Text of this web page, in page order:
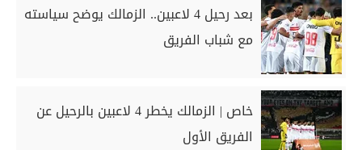
بعد رحيل 4 لاعبين.. الزمالك يوضح سياسته
مع شباب الفريق
خاص | الزمالك يخطر 4 لاعبين بالرحيل عن
الفريق الأول